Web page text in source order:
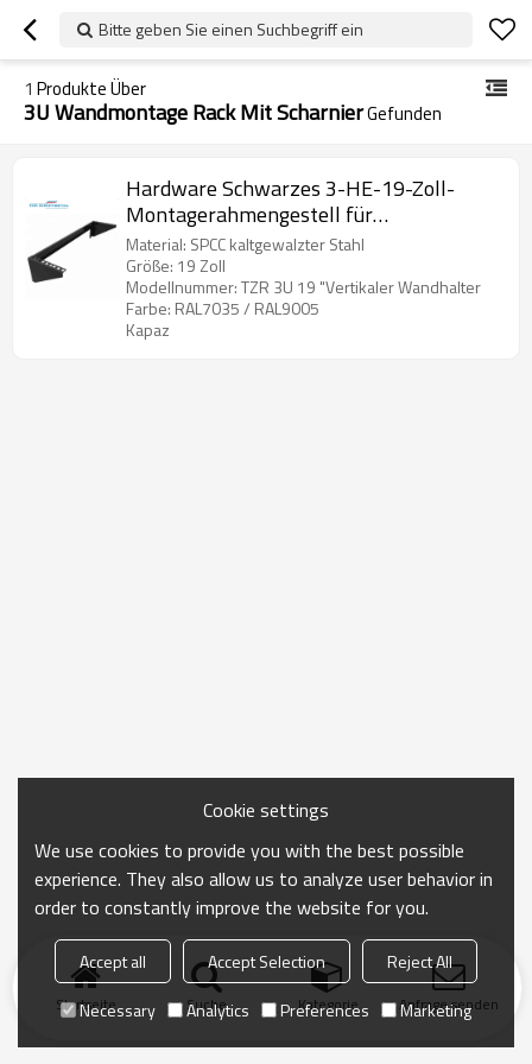
Bitte geben Sie einen Suchbegriff ein
1 Produkte Über
3U Wandmontage Rack Mit ScharnierGefunden
Hardware Schwarzes 3-HE-19-Zoll-
Montagerahmengestell für
Wandmontage
Material: SPCC kaltgewalzter Stahl
Größe: 19 Zoll
Modellnummer: TZR 3U 19 "Vertikaler Wandhalter
Farbe: RAL7035 / RAL9005
Kapaz
Startseite Suche Kategorie Anfrage senden
Cookie settings
We use cookies to provide you with the best possible
experience. They also allow us to analyze user behavior in
order to constantly improve the website for you.
Accept all Accept Selection
Reject All
Necessary
Analytics Preferences Marketing